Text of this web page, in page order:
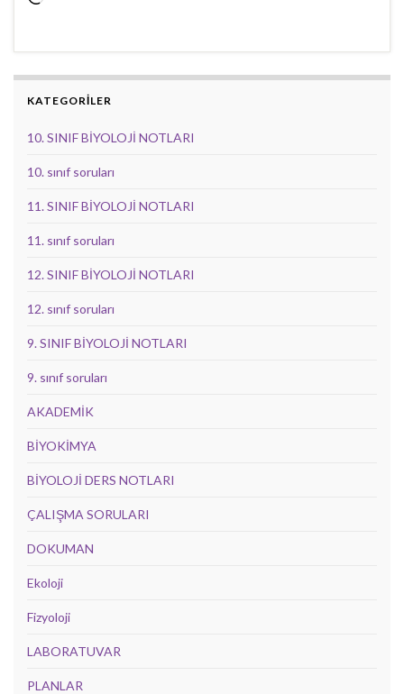
KATEGORİLER
10. SINIF BİYOLOJİ NOTLARI
10. sınıf soruları
11. SINIF BİYOLOJİ NOTLARI
11. sınıf soruları
12. SINIF BİYOLOJİ NOTLARI
12. sınıf soruları
9. SINIF BİYOLOJİ NOTLARI
9. sınıf soruları
AKADEMİK
BİYOKİMYA
BİYOLOJİ DERS NOTLARI
ÇALIŞMA SORULARI
DOKUMAN
Ekoloji
Fizyoloji
LABORATUVAR
PLANLAR